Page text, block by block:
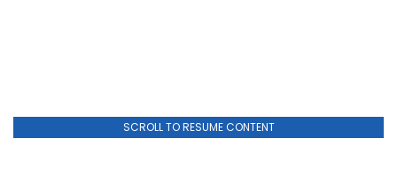
SCROLL TO RESUME CONTENT